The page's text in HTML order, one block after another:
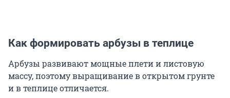
Как формировать арбузы в теплице
Арбузы развивают мощные плети и листовую
массу, поэтому выращивание в открытом грунте
и в теплице отличается.